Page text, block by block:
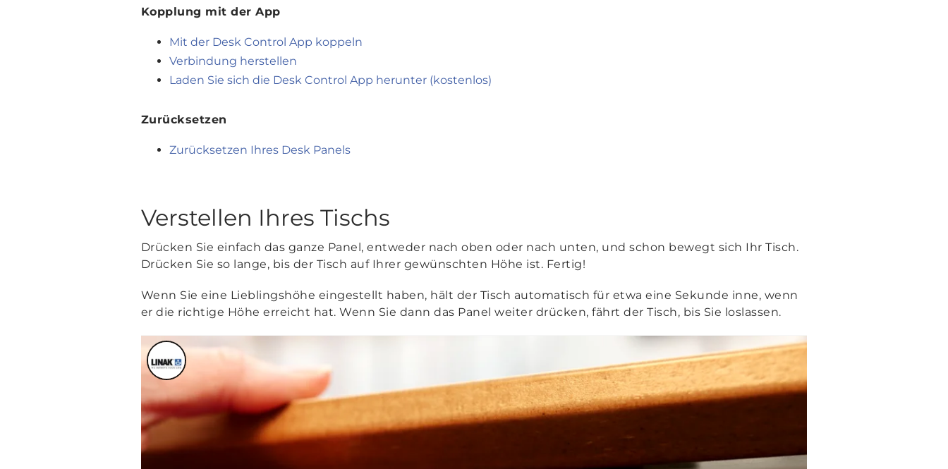
Kopplung mit der App
Mit der Desk Control App koppeln
Verbindung herstellen
Laden Sie sich die Desk Control App herunter (kostenlos)
Zurücksetzen
Zurücksetzen Ihres Desk Panels
Verstellen Ihres Tischs
Drücken Sie einfach das ganze Panel, entweder nach oben oder nach unten, und schon bewegt sich Ihr Tisch.
Drücken Sie so lange, bis der Tisch auf Ihrer gewünschten Höhe ist. Fertig!
Wenn Sie eine Lieblingshöhe eingestellt haben, hält der Tisch automatisch für etwa eine Sekunde inne, wenn
er die richtige Höhe erreicht hat. Wenn Sie dann das Panel weiter drücken, fährt der Tisch, bis Sie loslassen.